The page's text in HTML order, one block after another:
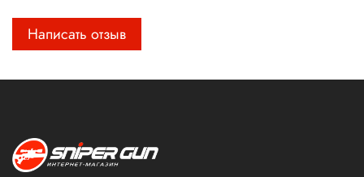
Написать отзыв